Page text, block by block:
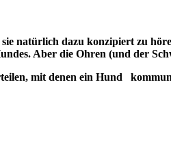
natürlich dazu konzipiert zu
Aber die Ohren (und der
mit denen ein Hund